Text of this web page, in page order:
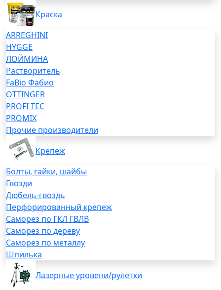
Краска
ARREGHINI
HYGGE
ЛОЙМИНА
Растворитель
FaBio Фабио
OTTINGER
PROFI TEC
PROMIX
Прочие производители
Крепеж
Болты, гайки, шайбы
Гвозди
Дюбель-гвоздь
Перфорированный крепеж
Саморез по ГКЛ ГВЛВ
Саморез по дереву
Саморез по металлу
Шпилька
Лазерные уровени/рулетки